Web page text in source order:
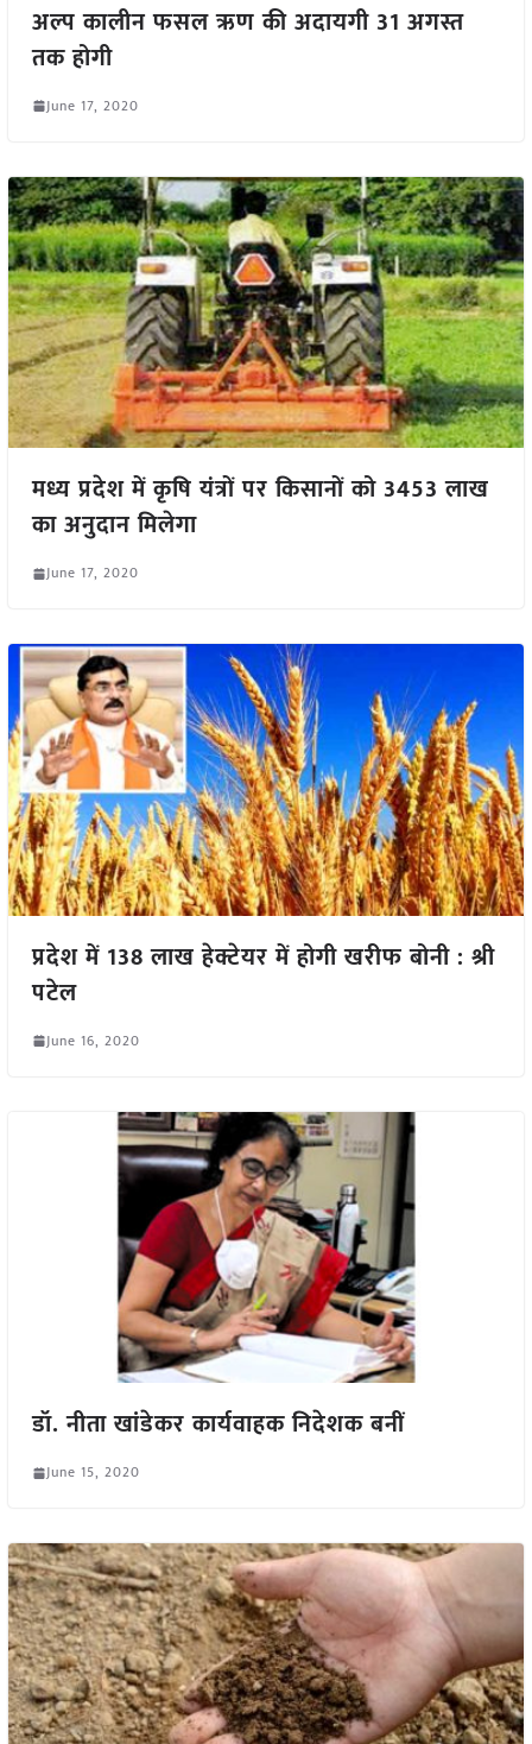
अल्प कालीन फसल ऋण की अदायगी 31 अगस्त
तक होगी
June 17, 2020
मध्य प्रदेश में कृषि यंत्रों पर किसानों को 3453 लाख
का अनुदान मिलेगा
June 17, 2020
प्रदेश में 138 लाख हेक्टेयर में होगी खरीफ बोनी : श्री
पटेल
June 16, 2020
डॉ. नीता खांडेकर कार्यवाहक निदेशक बनीं
June 15, 2020